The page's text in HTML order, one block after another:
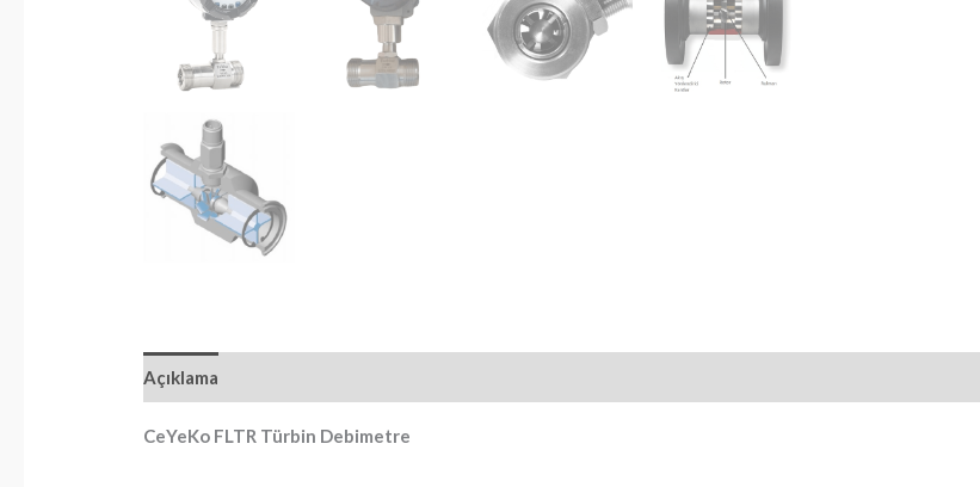
Açıklama
CeYeKo FLTR Türbin Debimetre